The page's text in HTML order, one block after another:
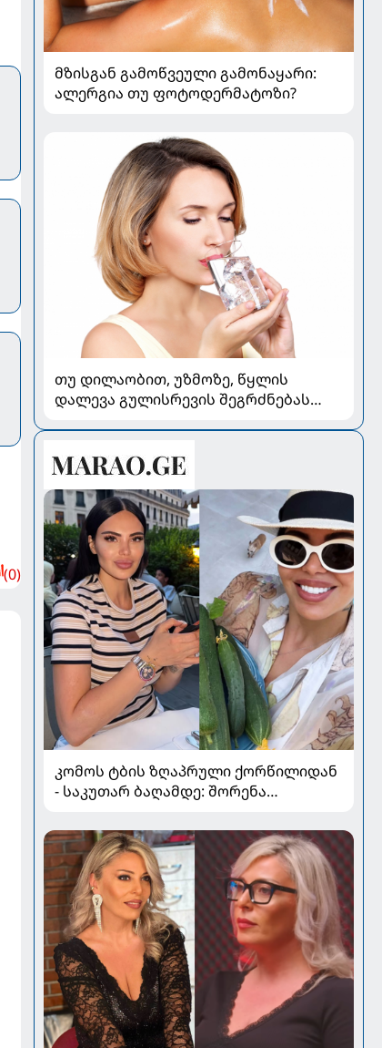
(0)
მზისგან გამოწვეული გამონაყარი:
ალერგია თუ ფოტოდერმატოზი?
თუ დილაობით, უზმოზე, წყლის
დალევა გულისრევის შეგრძნებას
კომოს ტბის ზღაპრული ქორწილიდან
- საკუთარ ბაღამდე: შორენა